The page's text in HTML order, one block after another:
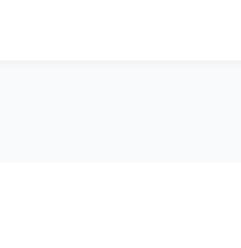
kurgulanır.